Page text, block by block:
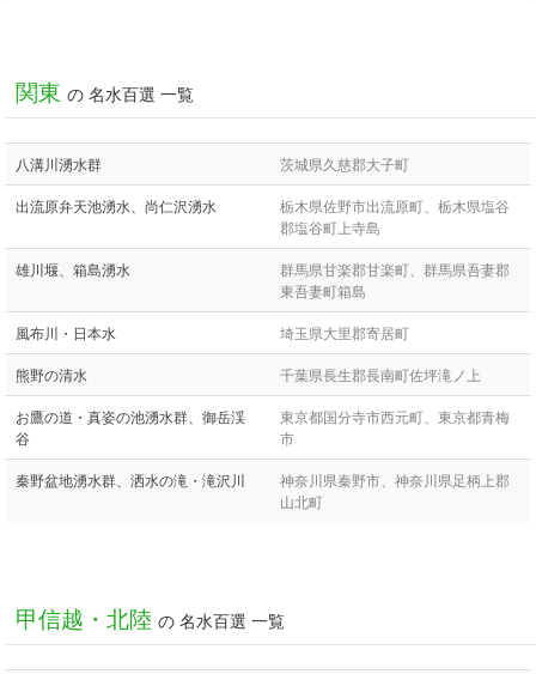
関東 の 名水百選 一覧
八溝川湧水群 茨城県久慈郡大子町
出流原弁天池湧水、尚仁沢湧水
栃木県佐野市出流原町、栃木県塩谷
郡塩谷町上寺島
雄川堰、箱島湧水
群馬県甘楽郡甘楽町、群馬県吾妻郡
東吾妻町箱島
風布川・日本水 埼玉県大里郡寄居町
熊野の清水 千葉県長生郡長南町佐坪滝ノ上
お鷹の道・真姿の池湧水群、御岳渓
谷
東京都国分寺市西元町、東京都青梅
市
秦野盆地湧水群、洒水の滝・滝沢川
神奈川県秦野市、神奈川県足柄上郡
山北町
甲信越・北陸 の 名水百選 一覧